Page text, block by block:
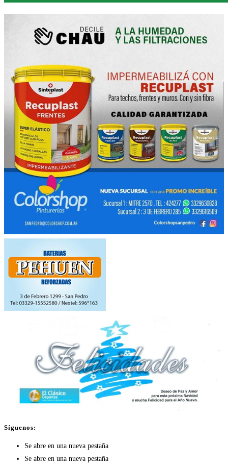
Síguenos:
Se abre en una nueva pestaña
Se abre en una nueva pestaña